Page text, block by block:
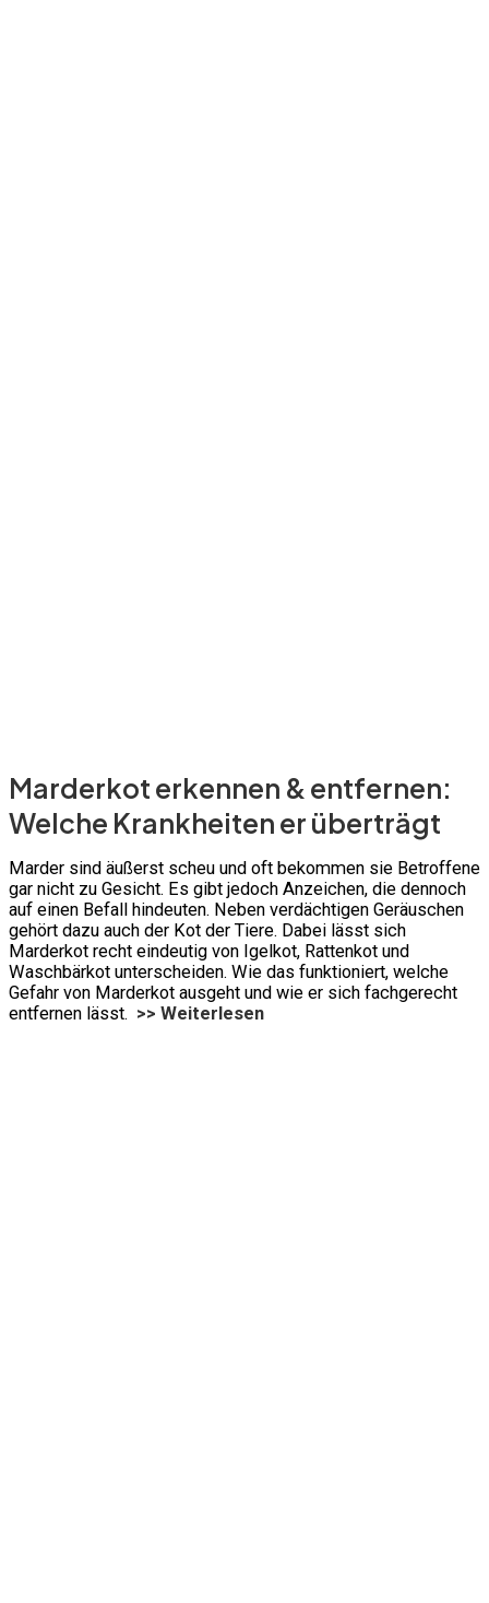
Marderkot erkennen & entfernen:
Welche Krankheiten er überträgt
Marder sind äußerst scheu und oft bekommen sie Betroffene
gar nicht zu Gesicht. Es gibt jedoch Anzeichen, die dennoch
auf einen Befall hindeuten. Neben verdächtigen Geräuschen
gehört dazu auch der Kot der Tiere. Dabei lässt sich
Marderkot recht eindeutig von Igelkot, Rattenkot und
Waschbärkot unterscheiden. Wie das funktioniert, welche
Gefahr von Marderkot ausgeht und wie er sich fachgerecht
entfernen lässt. >> Weiterlesen